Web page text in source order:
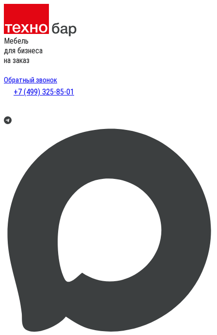
Мебель
для бизнеса
на заказ
Обратный звонок
+7 (499) 325-85-01